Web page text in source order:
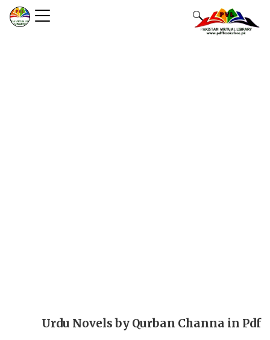
Urdu Novels by Qurban Channa in Pdf